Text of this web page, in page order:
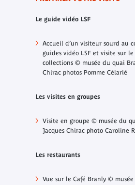
Le guide vidéo LSF
Accueil d’un visiteur sourd au
guides vidéo LSF et visite sur
collections © musée du quai
Chirac photos Pomme Célarié
Les visites en groupes
Visite en groupe © musée du
Jacques Chirac photo Caroline
Les restaurants
Vue sur le Café Branly ©